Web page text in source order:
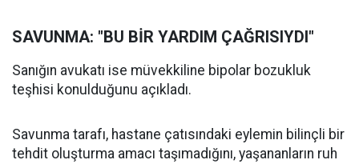
SAVUNMA: "BU BİR YARDIM ÇAĞRISIYDI"
Sanığın avukatı ise müvekkiline bipolar bozukluk
teşhisi konulduğunu açıkladı.
Savunma tarafı, hastane çatısındaki eylemin bilinçli bir
tehdit oluşturma amacı taşımadığını, yaşananların ruh